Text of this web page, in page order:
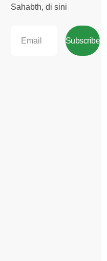
Sahabth, di sini
Subscribe